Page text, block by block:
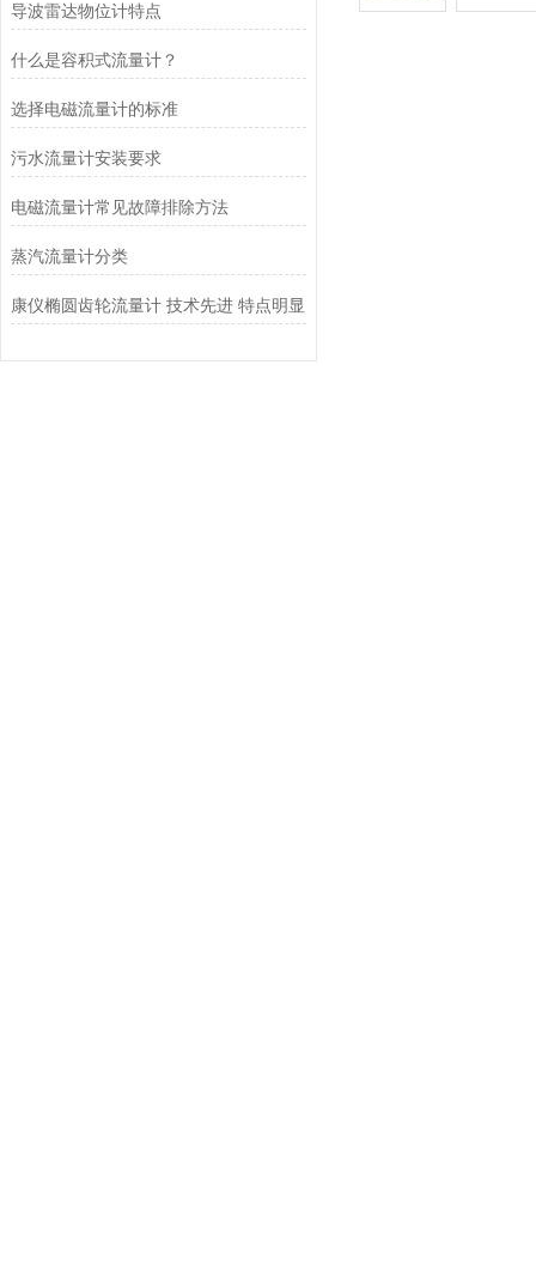
导波雷达物位计特点
什么是容积式流量计？
选择电磁流量计的标准
污水流量计安装要求
电磁流量计常见故障排除方法
蒸汽流量计分类
康仪椭圆齿轮流量计 技术先进 特点明显